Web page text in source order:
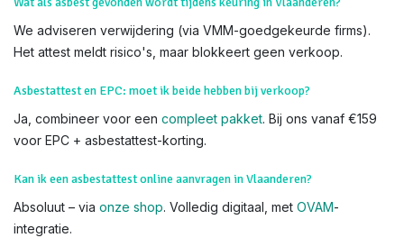
makelaarskantoren. Zoek niet verder – wij komen naar u toe.
We voeren Asbestkeuringen uit in alle delen van Putte en heel
Wat als asbest gevonden wordt tijdens keuring in Vlaanderen?
We adviseren verwijdering (via VMM-goedgekeurde firms).
Asbestattest en EPC: moet ik beide hebben bij verkoop?